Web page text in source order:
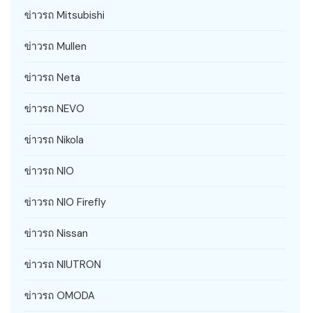
ข่าวรถ Mitsubishi
ข่าวรถ Mullen
ข่าวรถ Neta
ข่าวรถ NEVO
ข่าวรถ Nikola
ข่าวรถ NIO
ข่าวรถ NIO Firefly
ข่าวรถ Nissan
ข่าวรถ NIUTRON
ข่าวรถ OMODA